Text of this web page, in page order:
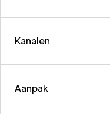
Kanalen
Aanpak